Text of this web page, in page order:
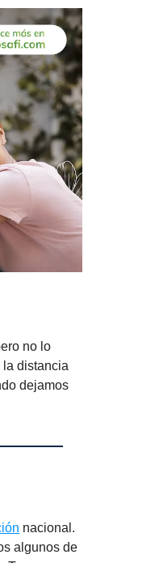
no lo
la distancia
dejamos
nacional.
algunos de